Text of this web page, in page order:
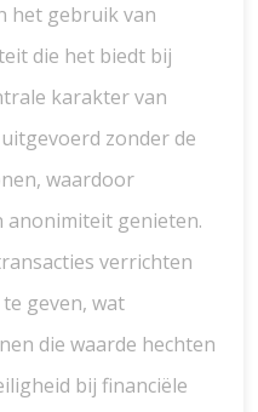
het gebruik van
die het biedt bij
karakter van
zonder de
waardoor
anonimiteit genieten.
verrichten
geven, wat
die waarde hechten
bij financiële